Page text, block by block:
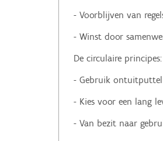
- Voorblijven van
- Winst door
De circulaire principes:
- Gebruik
- Kies voor een lang
- Van bezit naar